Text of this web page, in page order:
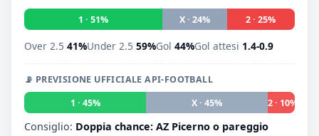
1 · 51% X · 24% 2 · 25%
Over 2.5 41%Under 2.5 59%Gol 44%Gol attesi 1.4-0.9
📡 PREVISIONE UFFICIALE API-FOOTBALL
1 · 45%
X · 45% 2 · 10%
Consiglio: Doppia chance: AZ Picerno o pareggio